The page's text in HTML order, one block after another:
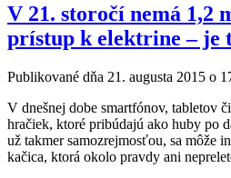
V 21. storočí nemá
prístup k elektrine – je
Publikované dňa 21. augusta 2015 o
V dnešnej dobe smartfónov, tabletov
hračiek, ktoré pribúdajú ako huby po
už takmer samozrejmosťou, sa môže
kačica, ktorá okolo pravdy ani